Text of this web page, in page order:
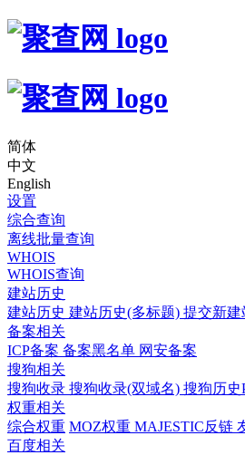
简体
中文
English
设置
综合查询
离线批量查询
WHOIS
WHOIS查询
建站历史
建站历史 建站历史(多标题) 提交新建
备案相关
ICP备案 备案黑名单 网安备案
搜狗相关
搜狗收录 搜狗收录(双域名) 搜狗历史
权重相关
综合权重 MOZ权重 MAJESTIC反链
百度相关